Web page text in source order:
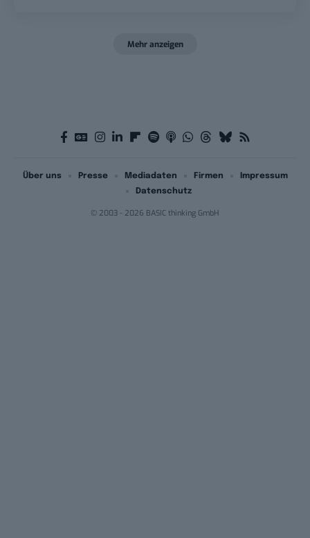
Mehr anzeigen
© 2003 - 2026 BASIC thinking GmbH
Über uns Presse Mediadaten Firmen
Impressum
Datenschutz